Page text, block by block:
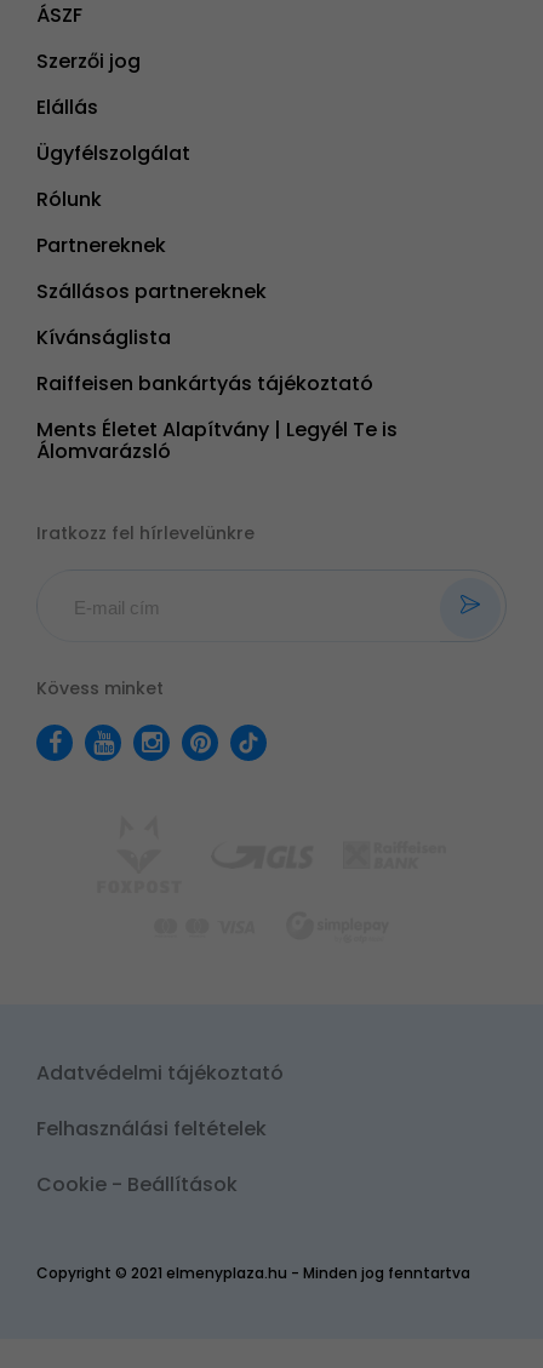
ÁSZF
Szerzői jog
Elállás
Ügyfélszolgálat
Rólunk
Partnereknek
Szállásos partnereknek
Kívánságlista
Raiffeisen bankártyás tájékoztató
Ments Életet Alapítvány | Legyél Te is
Álomvarázsló
Iratkozz fel hírlevelünkre
Kövess minket
Copyright © 2021 elmenyplaza.hu - Minden jog fenntartva
Adatvédelmi tájékoztató
Felhasználási feltételek
Cookie - Beállítások